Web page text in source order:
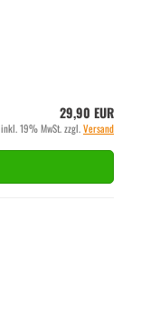
29,90 EUR
inkl. 19% MwSt. zzgl.Versand